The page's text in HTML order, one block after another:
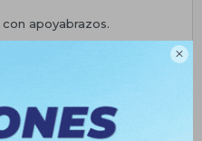

apoyabrazos.
119cm (ancho) x 82cm (alto)